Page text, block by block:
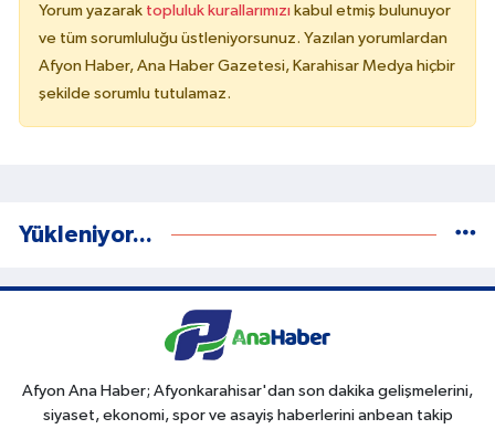
Yorum yazarak topluluk kurallarımızı kabul etmiş bulunuyor
ve tüm sorumluluğu üstleniyorsunuz. Yazılan yorumlardan
Afyon Haber, Ana Haber Gazetesi, Karahisar Medya hiçbir
şekilde sorumlu tutulamaz.
Yükleniyor...
Afyon Ana Haber; Afyonkarahisar'dan son dakika gelişmelerini,
siyaset, ekonomi, spor ve asayiş haberlerini anbean takip